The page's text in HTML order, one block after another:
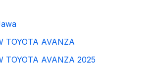
TOYOTA AVANZA
TOYOTA AVANZA 2025